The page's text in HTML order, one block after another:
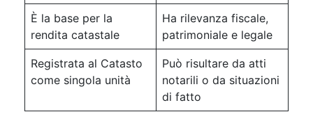
È la base per la
rendita catastale
Ha rilevanza fiscale,
patrimoniale e legale
Registrata al Catasto
come singola unità
Può risultare da atti
notarili o da situazioni
di fatto